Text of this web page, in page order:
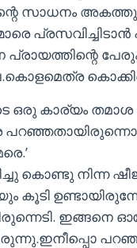
സാധനം അകത്തു
ഒരു കാര്യം
കൊണ്ടു നിന്ന
കൂടി
ഇങ്ങനെ